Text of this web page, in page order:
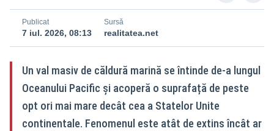
Publicat
7 iul. 2026, 08:13
Sursă
realitatea.net
Un val masiv de căldură marină se întinde de-a lungul
Oceanului Pacific și acoperă o suprafață de peste
opt ori mai mare decât cea a Statelor Unite
continentale. Fenomenul este atât de extins încât ar